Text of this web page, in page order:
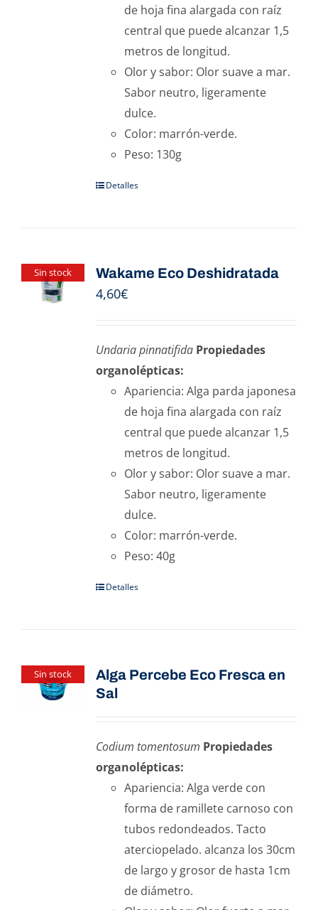
de hoja fina alargada con raíz
central que puede alcanzar 1,5
metros de longitud.
Olor y sabor: Olor suave a mar.
Sabor neutro, ligeramente
dulce.
Color: marrón-verde.
Peso: 130g
Detalles
Sin stock Wakame Eco Deshidratada
4,60€
Undaria pinnatifida Propiedades
organolépticas:
Apariencia: Alga parda japonesa
de hoja fina alargada con raíz
central que puede alcanzar 1,5
metros de longitud.
Olor y sabor: Olor suave a mar.
Sabor neutro, ligeramente
dulce.
Color: marrón-verde.
Peso: 40g
Detalles
Sin stock
Alga Percebe Eco Fresca en
Sal
Codium tomentosum Propiedades
organolépticas:
Apariencia: Alga verde con
forma de ramillete carnoso con
tubos redondeados. Tacto
aterciopelado. alcanza los 30cm
de largo y grosor de hasta 1cm
de diámetro.